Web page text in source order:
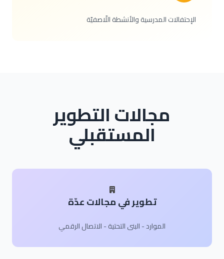
الإحتفالات المدرسية والأنشطة اللّاصفيّة
مجالات التطوير
المستقبلي
تطوير في مجالات عدّة
الموارد - البنى التحتية - الاتصال الرقمي